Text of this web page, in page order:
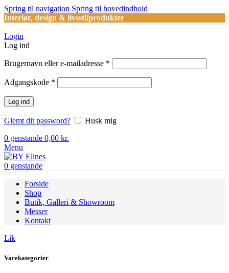
Spring til navigation Spring til hovedindhold
Interiør, design & livsstilprodukter
Login
Log ind
Brugernavn eller e-mailadresse *
Adgangskode *
Log ind
Glemt dit password?
Husk mig
0 genstande 0,00 kr.
Menu
0 genstande
Forside
Shop
Butik, Galleri & Showroom
Messer
Kontakt
Lik
Varekategorier